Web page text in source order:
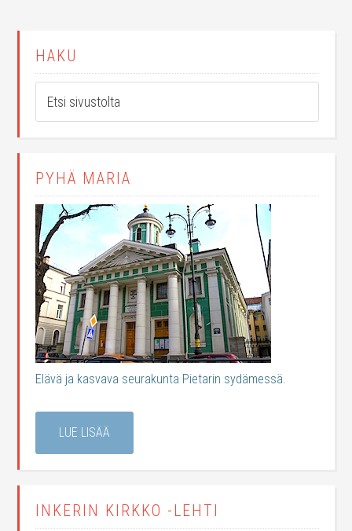
HAKU
PYHÄ MARIA
Elävä ja kasvava seurakunta Pietarin sydämessä.
LUE LISÄÄ
INKERIN KIRKKO -LEHTI